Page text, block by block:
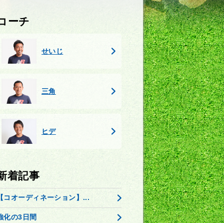
ーチ
せいじ
三角
ヒデ
着記事
コオーディネーション】...
化の3日間